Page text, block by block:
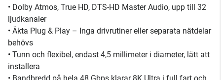
• Dolby Atmos, True HD, DTS-HD Master Audio, upp till 32
ljudkanaler
• Äkta Plug & Play – Inga drivrutiner eller separata nätdelar
behövs
• Tunn och flexibel, endast 4,5 millimeter i diameter, lätt att
installera